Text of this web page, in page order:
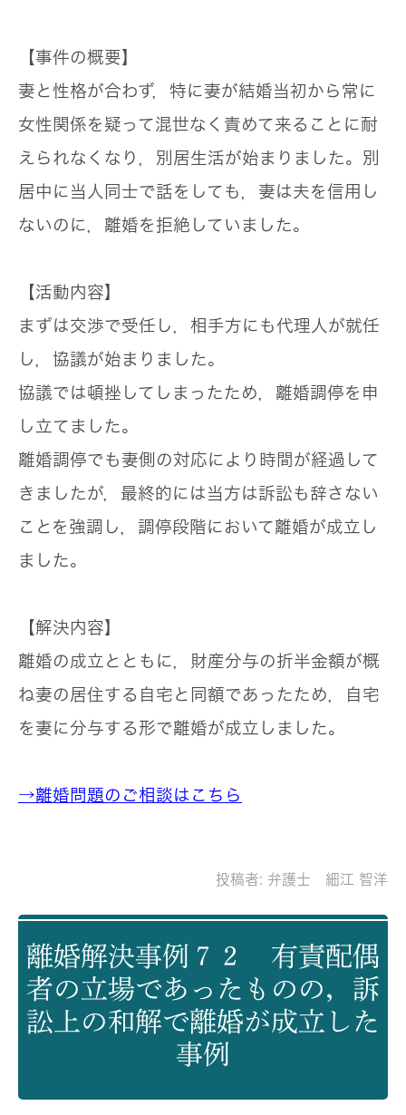
【事件の概要】
妻と性格が合わず，特に妻が結婚当初から常に
女性関係を疑って混世なく責めて来ることに耐
えられなくなり，別居生活が始まりました。別
居中に当人同士で話をしても，妻は夫を信用し
ないのに，離婚を拒絶していました。
【活動内容】
まずは交渉で受任し，相手方にも代理人が就任
し，協議が始まりました。
協議では頓挫してしまったため，離婚調停を申
し立てました。
離婚調停でも妻側の対応により時間が経過して
きましたが，最終的には当方は訴訟も辞さない
ことを強調し，調停段階において離婚が成立し
ました。
【解決内容】
離婚の成立とともに，財産分与の折半金額が概
ね妻の居住する自宅と同額であったため，自宅
を妻に分与する形で離婚が成立しました。
→離婚問題のご相談はこちら
投稿者: 弁護士 細江 智洋
離婚解決事例７２ 有責配偶
者の立場であったものの，訴
訟上の和解で離婚が成立した
事例